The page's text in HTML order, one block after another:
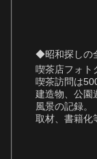
◆昭和探しの
喫茶店フォト
喫茶訪問は
建造物、公園
風景の記録。
取材、書籍